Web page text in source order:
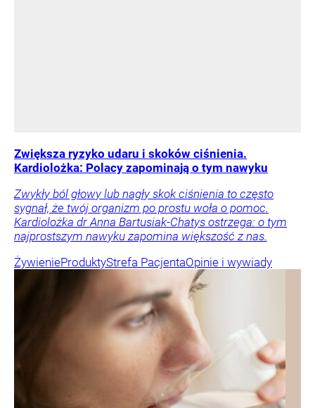
Zwiększa ryzyko udaru i skoków ciśnienia.
Kardiolożka: Polacy zapominają o tym nawyku
Zwykły ból głowy lub nagły skok ciśnienia to często
sygnał, że twój organizm po prostu woła o pomoc.
Kardiolożka dr Anna Bartusiak-Chatys ostrzega: o tym
najprostszym nawyku zapomina większość z nas.
ŻywienieProduktyStrefa PacjentaOpinie i wywiady